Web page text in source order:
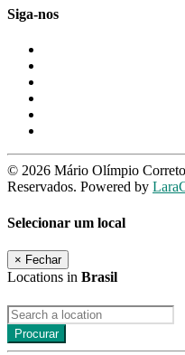
Siga-nos
© 2026 Mário Olímpio
Reservados. Powered by
Selecionar um local
× Fechar
Locations in Brasil
Procurar